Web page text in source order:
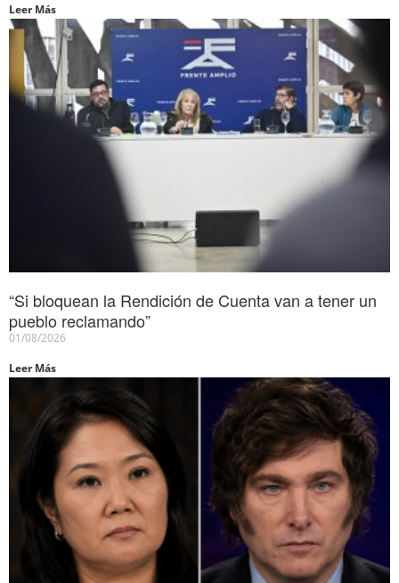
Leer Más
“Si bloquean la Rendición de Cuenta van a tener un
pueblo reclamando”
01/08/2026
Leer Más